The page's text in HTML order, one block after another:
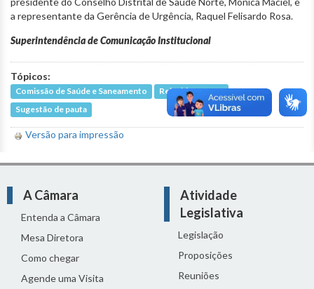
a representante da Gerência de Urgência, Raquel Felisardo Rosa.
Superintendência de Comunicação Institucional
Tópicos:
Comissão de Saúde e Saneamento
Reinaldo Gomes
Sugestão de pauta
Versão para impressão
A Câmara
Entenda a Câmara
Mesa Diretora
Como chegar
Agende uma Visita
Atividade
Legislativa
Legislação
Proposições
Reuniões